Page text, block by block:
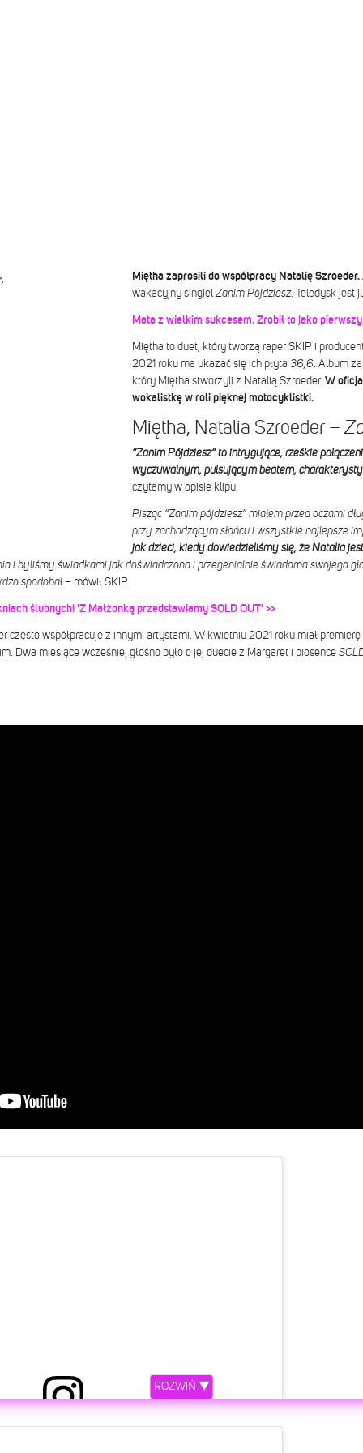
Miętha zaprosili do współpracy Natalię Szroeder.
wakacyjny singiel Zanim Pójdziesz. Teledysk jest
Mata z wielkim sukcesem. Zrobił to jako pierwszy
Miętha to duet, który tworzą raper SKIP i
2021 roku ma ukazać się ich płyta 36,6. Album
który Miętha stworzyli z Natalią Szroeder. W
wokalistkę w roli pięknej motocyklistki.
Miętha, Natalia Szroeder –
“Zanim Pójdziesz” to intrygujące, rześkie
wyczuwalnym, pulsującym beatem,
czytamy w opisie klipu.
Pisząc “Zanim pójdziesz” miałem przed oczami
przy zachodzącym słońcu i wszystkie najlepsze
jak dzieci, kiedy dowiedzieliśmy się, że Natalia
i byliśmy świadkami jak doświadczona i przegenialnie świadoma swojego
spodobał– mówił SKIP.
ślubnych! 'Z Małżonką przedstawiamy SOLD OUT' >>
często współpracuje z innymi artystami. W kwietniu 2021 roku miał
Dwa miesiące wcześniej głośno było o jej duecie z Margaret i piosence
ROZWIŃ ▼